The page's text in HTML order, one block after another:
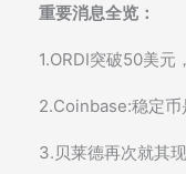
重要消息全览：
1.ORDI突破50美元
2.Coinbase:稳定币
3.贝莱德再次就其